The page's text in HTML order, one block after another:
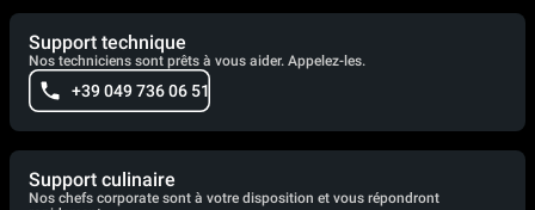
Support technique
Nos techniciens sont prêts à vous aider. Appelez-les.
+39 049 736 06 51
Support culinaire
Nos chefs corporate sont à votre disposition et vous répondront